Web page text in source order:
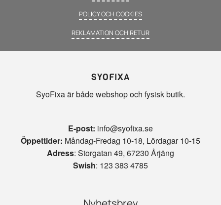
POLICY OCH COOKIES
REKLAMATION OCH RETUR
SYOFIXA
SyoFixa är både webshop och fysisk butik.
E-post: info@syofixa.se
Öppettider: Måndag-Fredag 10-18, Lördagar 10-15
Adress: Storgatan 49, 67230 Årjäng
Swish: 123 383 4785